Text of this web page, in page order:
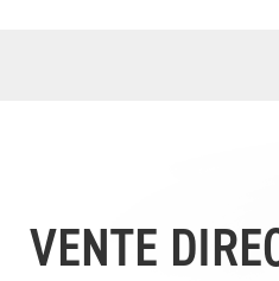
VENTE